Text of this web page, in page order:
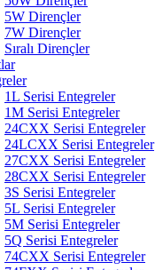
5W Dirençler
7W Dirençler
Sıralı Dirençler
1L Serisi Entegreler
1M Serisi Entegreler
24CXX Serisi Entegreler
24LCXX Serisi Entegreler
27CXX Serisi Entegreler
28CXX Serisi Entegreler
3S Serisi Entegreler
5L Serisi Entegreler
5M Serisi Entegreler
5Q Serisi Entegreler
74CXX Serisi Entegreler